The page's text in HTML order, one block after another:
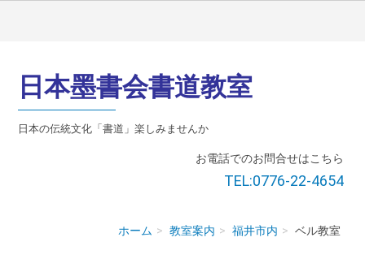
日本墨書会書道教室
日本の伝統文化「書道」楽しみませんか
お電話でのお問合せはこちら
TEL:0776-22-4654
ホーム 教室案内 福井市内 ベル教室